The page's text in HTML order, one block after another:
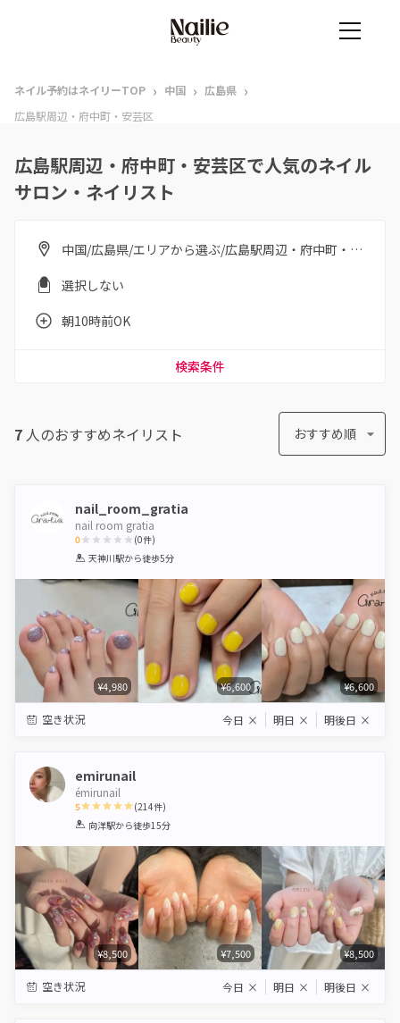
ネイル予約はネイリーTOP › 中国 › 広島県 ›
広島駅周辺・府中町・安芸区
広島駅周辺・府中町・安芸区で人気のネイル
サロン・ネイリスト
中国/広島県/エリアから選ぶ/広島駅周辺・府中町・安芸区
選択しない
朝10時前OK
検索条件
7 人のおすすめネイリスト おすすめ順
nail_room_gratia
nail room gratia
0
1 2 3 4 5
(0件)
天神川駅から徒歩5分
¥4,980 ¥6,600 ¥6,600
空き状況 今日 × 明日 × 明後日 ×
emirunail
émirunail
5
1 2 3 4 5
(214件)
向洋駅から徒歩15分
¥8,500 ¥7,500 ¥8,500
空き状況 今日 × 明日 × 明後日 ×